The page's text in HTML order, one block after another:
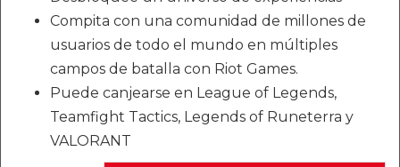
Compita con una comunidad de millones de
usuarios de todo el mundo en múltiples
campos de batalla con Riot Games.
Puede canjearse en League of Legends,
Teamfight Tactics, Legends of Runeterra y
VALORANT